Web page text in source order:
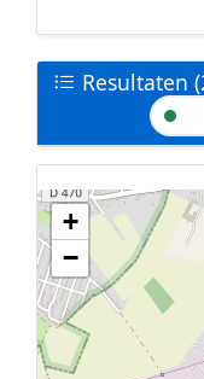
Resultaten
Geen tankstations
De kaart kan niet
+
−